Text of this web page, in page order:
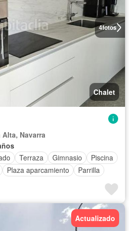
4fotos
Chalet
Navarra
Terraza Gimnasio
Piscina
Plaza aparcamiento
Parrilla
Actualizado